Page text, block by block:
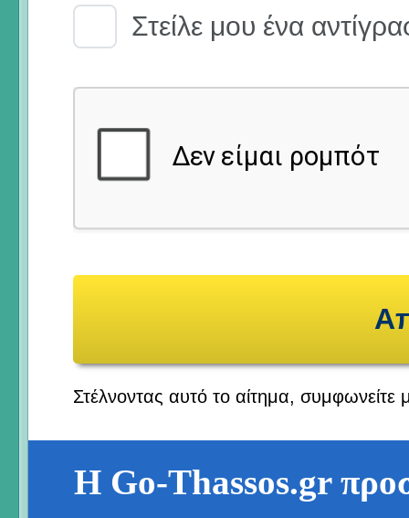
Email Receipt
Στείλε μου ένα
Στέλνοντας αυτό το αίτημα, συμφωνείτε
Η Go-Thassos.gr